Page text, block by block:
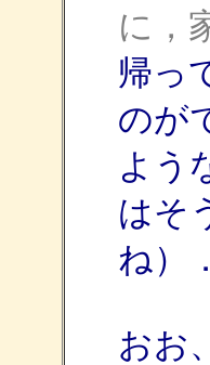
に，
帰っ
のが
よう
はそ
ね）．
おお